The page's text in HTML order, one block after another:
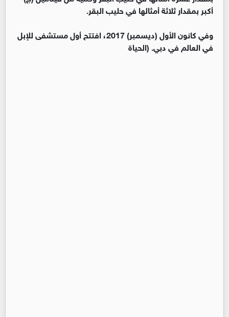
أكبر بمقدار ثلاثة أمثالها في حليب البقر.
وفي كانون الأول (ديسمبر) 2017، افتتح أول مستشفى للإبل
في العالم في دبي. (الحياة